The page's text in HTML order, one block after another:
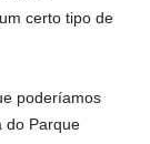
certo tipo de
poderíamos
do Parque